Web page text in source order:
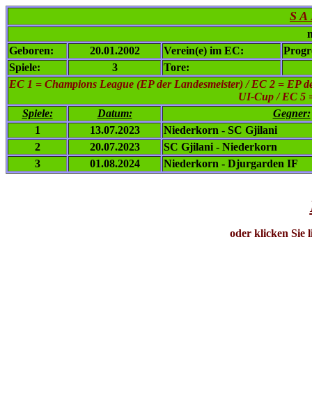
S A
Geboren:
20.01.2002 Verein(e) im EC:
Spiele:
3
Tore:
EC 1 = Champions League (EP der Landesmeister) / EC 2 = EP
UI-Cup / EC 5
Spiele:
Datum:
Gegner:
1
13.07.2023
Niederkorn - SC Gjilani
2
20.07.2023
SC Gjilani - Niederkorn
3
01.08.2024 Niederkorn - Djurgarden IF
oder klicken Sie